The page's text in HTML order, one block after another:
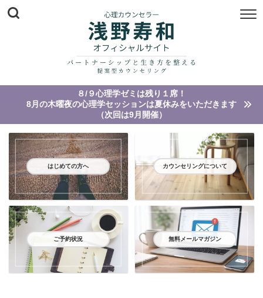
８/９心理学ゼミは残り１席！
8月の木曜夜の心理学セッションは夏休みをいただきます
（次回は9月開催）
はじめての方へ カウンセリングについて
ご予約状況 無料メールマガジン